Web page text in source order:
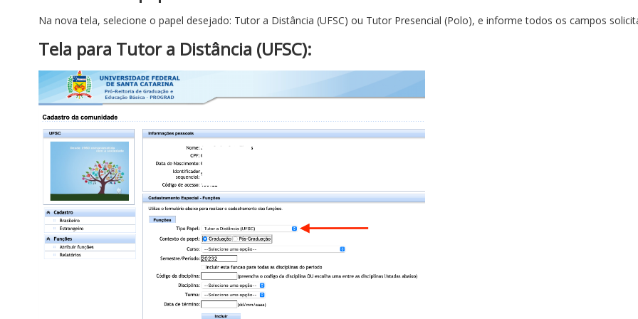
Na nova tela, selecione o papel desejado: Tutor a Distância (UFSC) ou Tutor Presencial (Polo), e informe todos os campos
Tela para Tutor a Distância (UFSC):